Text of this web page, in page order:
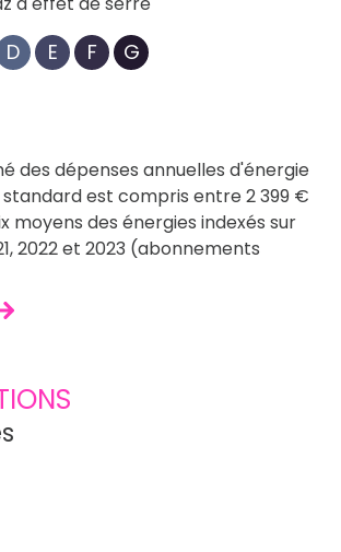
D E F G
des dépenses annuelles d'énergie
standard est compris entre 2 399 €
moyens des énergies indexés sur
2022 et 2023 (abonnements